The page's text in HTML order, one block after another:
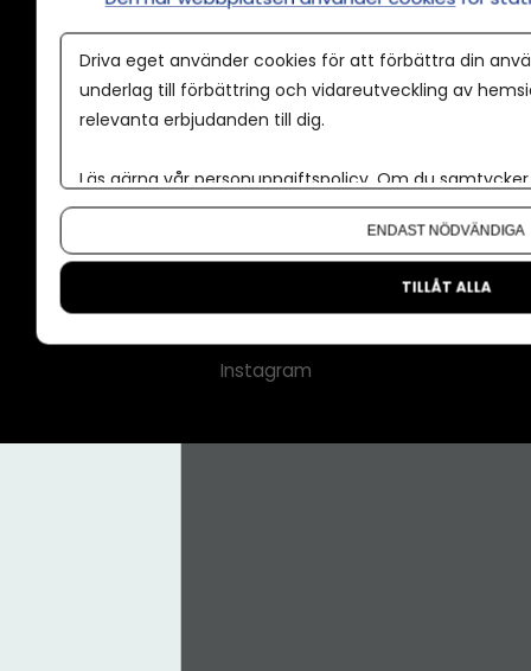
Annonspolicy
Tillgänglighet
Kontakt
Nyhetsbrev
CMS för medier
Instagram
Driva eget använder cookies för att förbättra din
underlag till förbättring och vidareutveckling av
relevanta erbjudanden till dig.
Läs gärna vår personuppgiftspolicy. Om du
Om du vill ändra ditt val i efterhand hittar du den
ENDAST NÖDVÄNDIGA
TILLÅT ALLA